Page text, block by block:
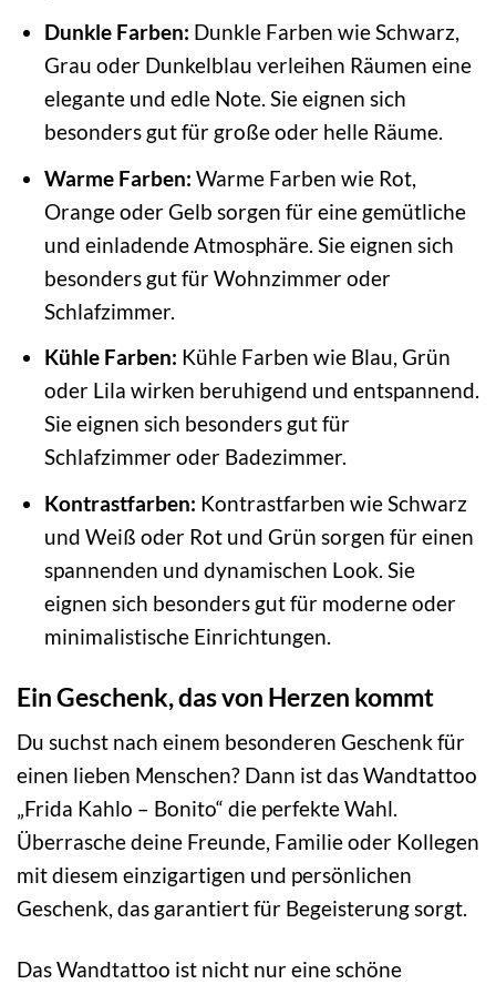
Dunkle Farben: Dunkle Farben wie Schwarz,
Grau oder Dunkelblau verleihen Räumen eine
elegante und edle Note. Sie eignen sich
besonders gut für große oder helle Räume.
Warme Farben: Warme Farben wie Rot,
Orange oder Gelb sorgen für eine gemütliche
und einladende Atmosphäre. Sie eignen sich
besonders gut für Wohnzimmer oder
Schlafzimmer.
Kühle Farben: Kühle Farben wie Blau, Grün
oder Lila wirken beruhigend und entspannend.
Sie eignen sich besonders gut für
Schlafzimmer oder Badezimmer.
Kontrastfarben: Kontrastfarben wie Schwarz
und Weiß oder Rot und Grün sorgen für einen
spannenden und dynamischen Look. Sie
eignen sich besonders gut für moderne oder
minimalistische Einrichtungen.
Ein Geschenk, das von Herzen kommt
Du suchst nach einem besonderen Geschenk für
einen lieben Menschen? Dann ist das Wandtattoo
„Frida Kahlo – Bonito“ die perfekte Wahl.
Überrasche deine Freunde, Familie oder Kollegen
mit diesem einzigartigen und persönlichen
Geschenk, das garantiert für Begeisterung sorgt.
Das Wandtattoo ist nicht nur eine schöne